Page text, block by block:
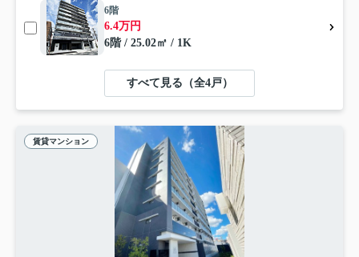
6階
6.4万円
6階 / 25.02㎡ / 1K
すべて見る（全4戸）
賃貸マンション